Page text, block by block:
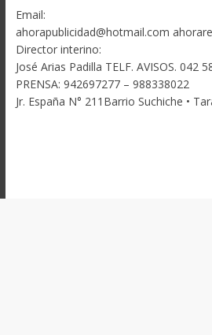
Email:
ahorapublicidad@hotmail.com
Director interino:
José Arias Padilla TELF. AVISOS. 042
PRENSA: 942697277 – 988338022
Jr. España N° 211Barrio Suchiche •